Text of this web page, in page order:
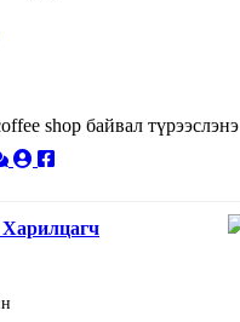
shop байвал түрээслэнэ